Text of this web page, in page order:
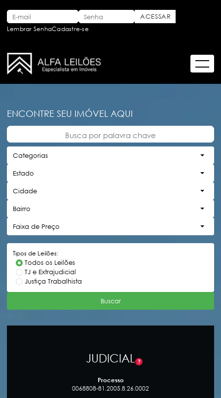
Lembrar SenhaCadastre-se
ENCONTRE SEU IMÓVEL AQUI
Categorias
Estado
Cidade
Bairro
Faixa de Preço
Tipos de Leilões:
Todos os Leilões
TJ e Extrajudicial
Justiça Trabalhista
Buscar
JUDICIAL ?
Processo
0068808-81.2005.8.26.0002